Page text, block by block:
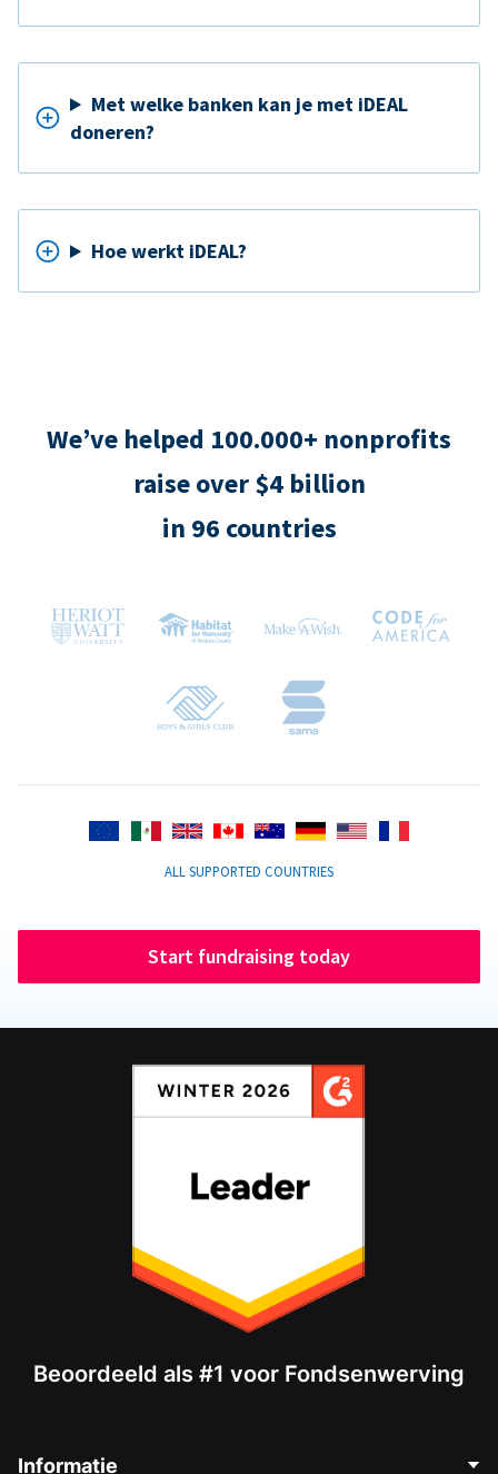
Met welke banken kan je met iDEAL
doneren?
Hoe werkt iDEAL?
We’ve helped 100.000+ nonprofits
raise over $4 billion
in 96 countries
ALL SUPPORTED COUNTRIES
Start fundraising today
Beoordeeld als #1 voor Fondsenwerving
Informatie